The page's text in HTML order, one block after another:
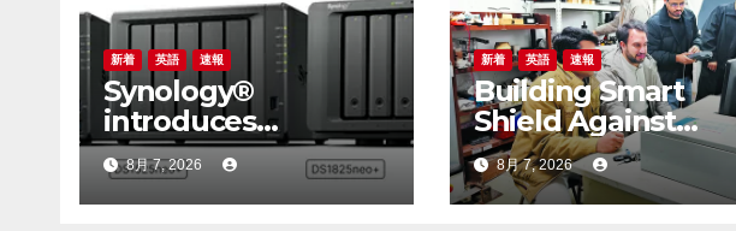
ョ
ン
新着 英語 速報
Synology®
introduces
DiskStation neo+
Series lineup,
delivering high
8月 7, 2026
新着 英語 速報
Building Smart
Shield Against
Natural Disasters:
China-Pakistan Belt
and Road Joint
8月 7, 2026